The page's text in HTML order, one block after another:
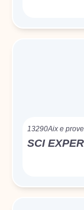
13290Aix e
SCI